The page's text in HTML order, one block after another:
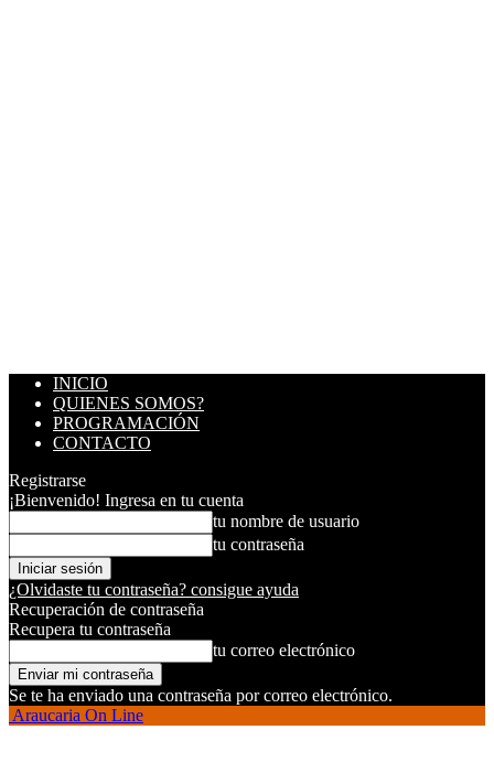
INICIO
QUIENES SOMOS?
PROGRAMACIÓN
CONTACTO
Registrarse
¡Bienvenido! Ingresa en tu cuenta
tu nombre de usuario
tu contraseña
¿Olvidaste tu contraseña? consigue ayuda
Recuperación de contraseña
Recupera tu contraseña
tu correo electrónico
Se te ha enviado una contraseña por correo electrónico.
Araucaria On Line